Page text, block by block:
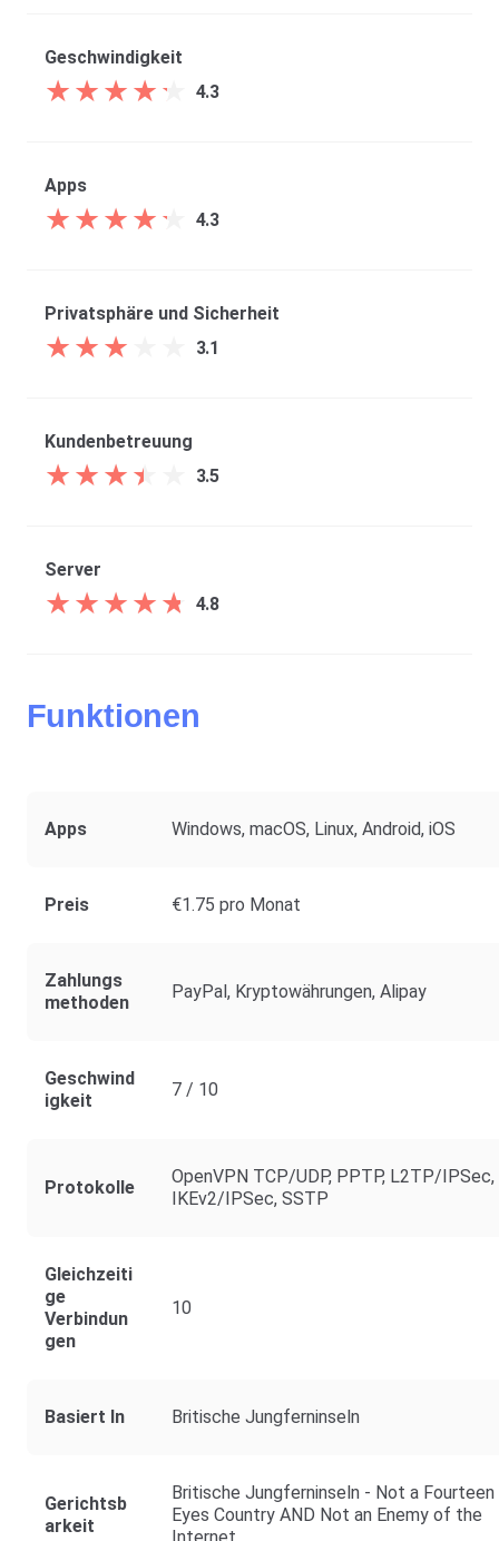
Geschwindigkeit
★ ★ ★ ★ ★
★ ★ ★ ★ ★ 4.3
Apps
★ ★ ★ ★ ★
★ ★ ★ ★ ★ 4.3
Privatsphäre und Sicherheit
★ ★ ★
★ ★ ★ 3.1
Kundenbetreuung
★ ★ ★ ★
★ ★ ★ ★ 3.5
Server
★ ★ ★ ★ ★
★ ★ ★ ★ ★ 4.8
Funktionen
Apps Windows, macOS, Linux, Android, iOS
Preis €1.75 pro Monat
Zahlungs
Methoden
PayPal, Kryptowährungen, Alipay
Geschwind
Igkeit
7 / 10
Protokolle
OpenVPN TCP/UDP, PPTP, L2TP/IPSec,
IKEv2/IPSec, SSTP
Gleichzeiti
Ge
Verbindun
Gen
10
Basiert In Britische Jungferninseln
Gerichtsb
Arkeit
Britische Jungferninseln - Not a Fourteen
Eyes Country AND Not an Enemy of the